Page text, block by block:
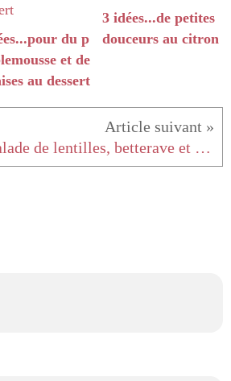
du p
et de
au dessert
3 idées...de petites
douceurs au citron
Salade de lentilles, betterave et pomme verte